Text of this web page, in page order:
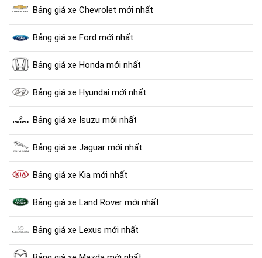
Bảng giá xe Chevrolet mới nhất
Bảng giá xe Ford mới nhất
Bảng giá xe Honda mới nhất
Bảng giá xe Hyundai mới nhất
Bảng giá xe Isuzu mới nhất
Bảng giá xe Jaguar mới nhất
Bảng giá xe Kia mới nhất
Bảng giá xe Land Rover mới nhất
Bảng giá xe Lexus mới nhất